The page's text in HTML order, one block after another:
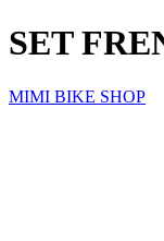
SET
MIMI BIKE SHOP